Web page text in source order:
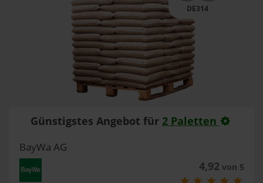
DE314
Günstigstes Angebot für 2 Paletten
BayWa AG
4,92von 5